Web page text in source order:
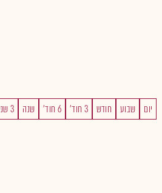
יום שבוע חודש 3 חוד' 6 חוד' שנה 3 שנים